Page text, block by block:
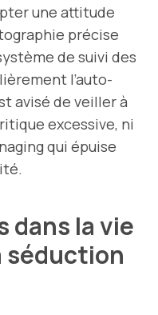
une attitude
précise
de suivi des
l’auto-
avisé de veiller à
excessive, ni
qui épuise
dans la vie
séduction